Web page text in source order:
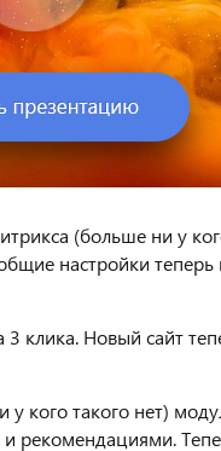
(больше ни у
настройки
клика. Новый сайт
кого такого нет)
рекомендациями.